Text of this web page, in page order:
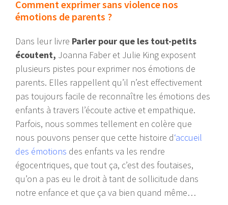
Comment exprimer sans violence nos
émotions de parents ?
Dans leur livre Parler pour que les tout-petits
écoutent, Joanna Faber et Julie King exposent
plusieurs pistes pour exprimer nos émotions de
parents. Elles rappellent qu’il n’est effectivement
pas toujours facile de reconnaître les émotions des
enfants à travers l’écoute active et empathique.
Parfois, nous sommes tellement en colère que
nous pouvons penser que cette histoire d‘accueil
des émotions des enfants va les rendre
égocentriques, que tout ça, c’est des foutaises,
qu’on a pas eu le droit à tant de sollicitude dans
notre enfance et que ça va bien quand même…